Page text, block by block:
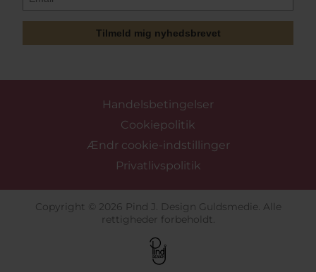
Tilmeld mig nyhedsbrevet
Handelsbetingelser
Cookiepolitik
Ændr cookie-indstillinger
Privatlivspolitik
Copyright © 2026 Pind J. Design Guldsmedie. Alle
rettigheder forbeholdt.